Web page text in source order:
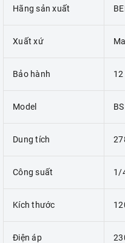
Hãng sản xuất
Xuất xứ
Bảo hành
Model
Dung tích
Công suất 1/
Kích thước
Điện áp